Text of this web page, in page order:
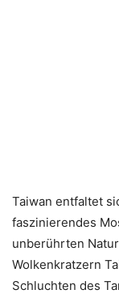
Taiwan entfaltet
faszinierendes
unberührten
Wolkenkratzern
Schluchten des